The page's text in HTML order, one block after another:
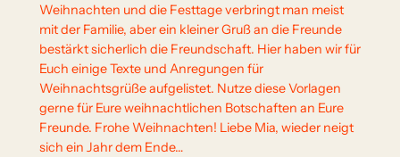
Weihnachten und die Festtage verbringt man meist
mit der Familie, aber ein kleiner Gruß an die Freunde
bestärkt sicherlich die Freundschaft. Hier haben wir für
Euch einige Texte und Anregungen für
Weihnachtsgrüße aufgelistet. Nutze diese Vorlagen
gerne für Eure weihnachtlichen Botschaften an Eure
Freunde. Frohe Weihnachten! Liebe Mia, wieder neigt
sich ein Jahr dem Ende…